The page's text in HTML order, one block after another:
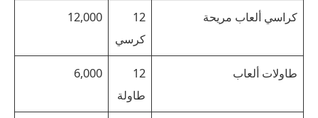
كراسي ألعاب مريحة
12
كرسي
12,000
طاولات ألعاب
12
طاولة
6,000